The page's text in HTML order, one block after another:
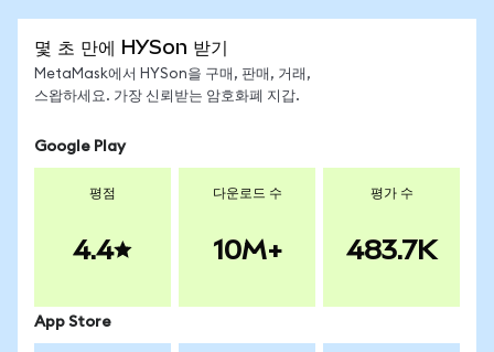
몇 초 만에 HYSon 받기
MetaMask에서 HYSon을 구매, 판매, 거래,
스왑하세요. 가장 신뢰받는 암호화폐 지갑.
Google Play
평점
4.4
다운로드 수
10M+
평가 수
483.7K
App Store